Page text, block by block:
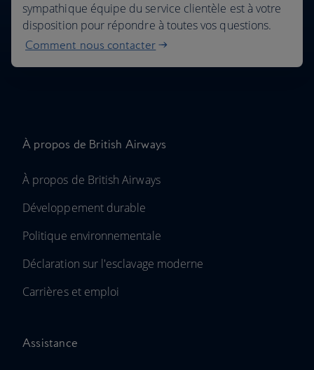
sympathique équipe du service clientèle est à votre
disposition pour répondre à toutes vos questions.
Comment nous contacter
À propos de British Airways
À propos de British Airways
Développement durable
Politique environnementale
Déclaration sur l'esclavage moderne
Carrières et emploi
Assistance